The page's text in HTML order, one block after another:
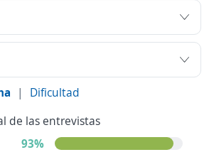
|
Dificultad
de las entrevistas
93%